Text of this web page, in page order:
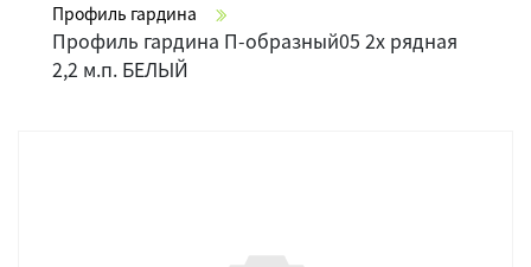
Профиль гардина
Профиль гардина П-образный05 2х рядная
2,2 м.п. БЕЛЫЙ